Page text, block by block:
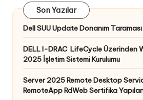
Son Yazılar
Dell SUU Update Donanım
DELL I-DRAC LifeCycle Üzerinden
2025 İşletim Sistemi Kurulumu
Server 2025 Remote Desktop
RemoteApp RdWeb Sertifika